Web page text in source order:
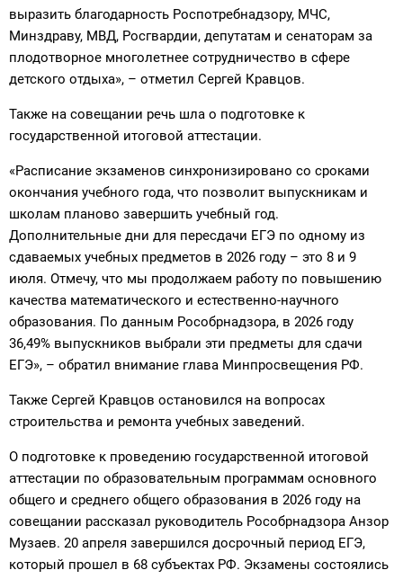
выразить благодарность Роспотребнадзору, МЧС,
Минздраву, МВД, Росгвардии, депутатам и сенаторам за
плодотворное многолетнее сотрудничество в сфере
детского отдыха», – отметил Сергей Кравцов.
Также на совещании речь шла о подготовке к
государственной итоговой аттестации.
«Расписание экзаменов синхронизировано со сроками
окончания учебного года, что позволит выпускникам и
школам планово завершить учебный год.
Дополнительные дни для пересдачи ЕГЭ по одному из
сдаваемых учебных предметов в 2026 году – это 8 и 9
июля. Отмечу, что мы продолжаем работу по повышению
качества математического и естественно-научного
образования. По данным Рособрнадзора, в 2026 году
36,49% выпускников выбрали эти предметы для сдачи
ЕГЭ», – обратил внимание глава Минпросвещения РФ.
Также Сергей Кравцов остановился на вопросах
строительства и ремонта учебных заведений.
О подготовке к проведению государственной итоговой
аттестации по образовательным программам основного
общего и среднего общего образования в 2026 году на
совещании рассказал руководитель Рособрнадзора Анзор
Музаев. 20 апреля завершился досрочный период ЕГЭ,
который прошел в 68 субъектах РФ. Экзамены состоялись